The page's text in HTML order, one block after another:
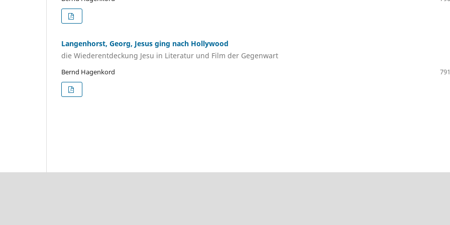
Langenhorst, Georg, Jesus ging nach Hollywood
die Wiederentdeckung Jesu in Literatur und Film der Gegenwart
Bernd Hagenkord